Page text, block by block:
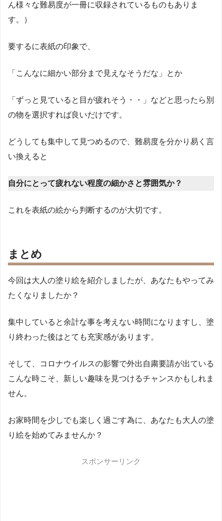
ん様々な難易度が一冊に収録されているものもありま
す。）
要するに表紙の印象で、
「こんなに細かい部分まで見えなそうだな」とか
「ずっと見ていると目が疲れそう・・」などと思ったら別
の物を選択すれば良いだけです。
どうしても集中して見つめるので、難易度を分かり易く言
い換えると
自分にとって疲れない程度の細かさと雰囲気か？
これを表紙の絵から判断するのが大切です。
まとめ
今回は大人の塗り絵を紹介しましたが、あなたもやってみ
たくなりましたか？
集中していると余計な事を考えない時間になりますし、塗
り終わった後はとても充実感があります。
そして、コロナウイルスの影響で外出自粛要請が出ている
こんな時こそ、新しい趣味を見つけるチャンスかもしれま
せん。
お家時間を少しでも楽しく過ごす為に、あなたも大人の塗
り絵を始めてみませんか？
スポンサーリンク